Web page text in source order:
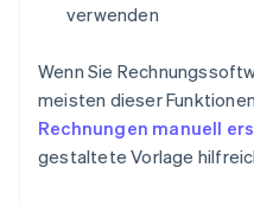
verwenden
Wenn Sie
meisten dieser
Rechnungen manuell
gestaltete Vorlage